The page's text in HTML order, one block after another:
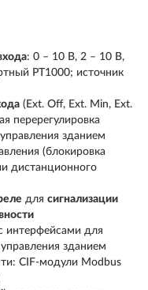
: 0 – 10 В, 2 – 10 В,
PT1000; источник
(Ext. Off, Ext. Min, Ext.
перерегулировка
зданием
(блокировка
дистанционного
для сигнализации
интерфейсами для
зданием
CIF-модули Modbus